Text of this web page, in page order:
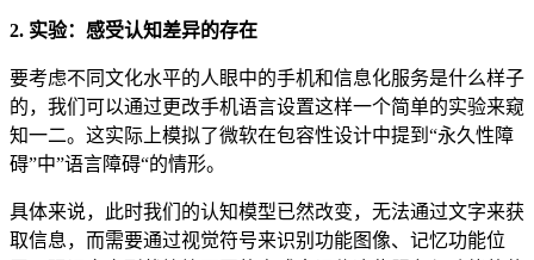
2. 实验：感受认知差异的存在
要考虑不同文化水平的人眼中的手机和信息化服务是什么样子
的，我们可以通过更改手机语言设置这样一个简单的实验来窥
知一二。这实际上模拟了微软在包容性设计中提到“永久性障
碍”中”语言障碍“的情形。
具体来说，此时我们的认知模型已然改变，无法通过文字来获
取信息，而需要通过视觉符号来识别功能图像、记忆功能位